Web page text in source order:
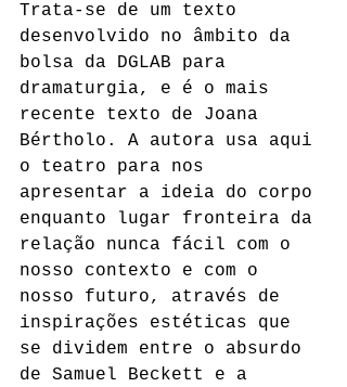
Trata-se de um texto
desenvolvido no âmbito da
bolsa da DGLAB para
dramaturgia, e é o mais
recente texto de Joana
Bértholo. A autora usa aqui
o teatro para nos
apresentar a ideia do corpo
enquanto lugar fronteira da
relação nunca fácil com o
nosso contexto e com o
nosso futuro, através de
inspirações estéticas que
se dividem entre o absurdo
de Samuel Beckett e a